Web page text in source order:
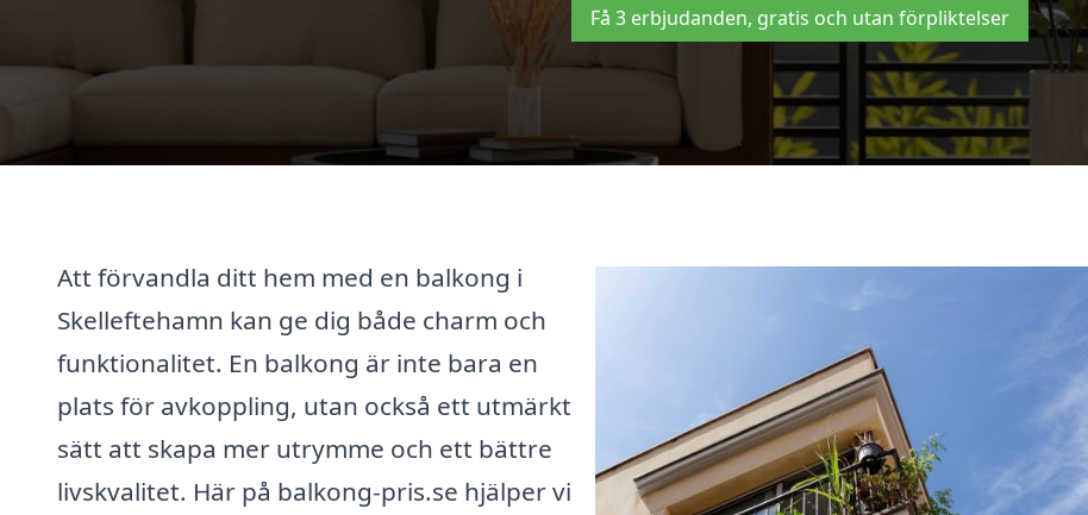
Få 3 erbjudanden, gratis och utan förpliktelser
Att förvandla ditt hem med en balkong i
Skelleftehamn kan ge dig både charm och
funktionalitet. En balkong är inte bara en
plats för avkoppling, utan också ett utmärkt
sätt att skapa mer utrymme och ett bättre
livskvalitet. Här på balkong-pris.se hjälper vi